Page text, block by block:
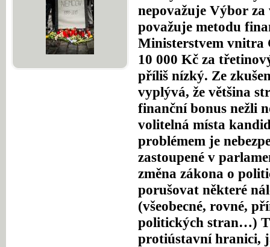
nepovažuje Výbor
považuje metodu
Ministerstvem vnitra
10 000 Kč za
příliš nízký. Ze
vyplývá, že většina
finanční bonus nežli
volitelná místa
problémem je
zastoupené v
změna zákona o
porušovat některé
(všeobecné, rovné,
politických stran…)
protiústavní hranici,